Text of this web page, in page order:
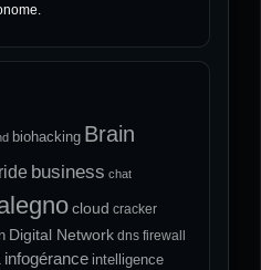
biohacking Brain
business chat
cloud cracker
Digital Network dns firewall
infogérance intelligence